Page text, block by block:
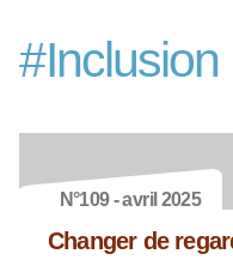
#Inclusion
N°109 - avril 2025
Changer de